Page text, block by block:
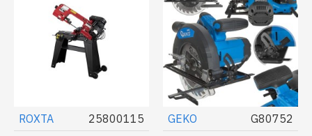
ROXTA 25800115 GEKO G80752